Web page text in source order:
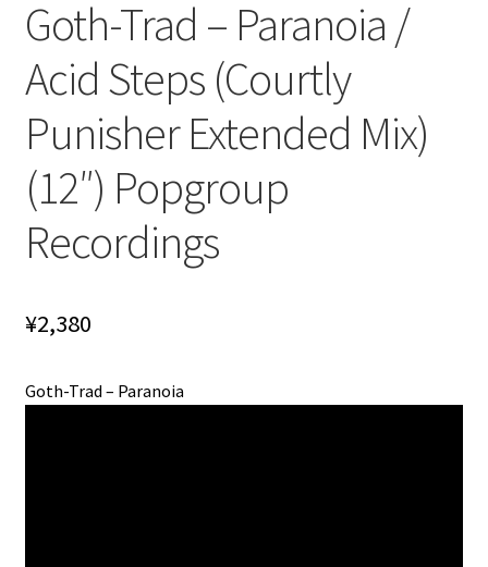
Goth-Trad ‎– Paranoia /
Acid Steps (Courtly
Punisher Extended Mix)
(12″) Popgroup
Recordings
¥2,380
Goth-Trad – Paranoia